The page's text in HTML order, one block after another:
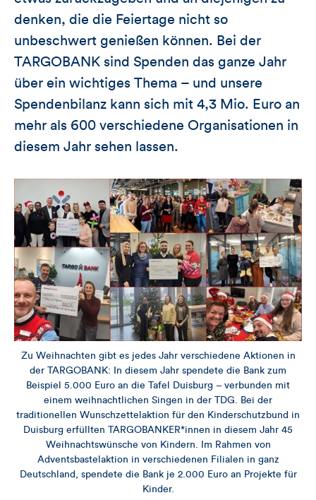
denken, die die Feiertage nicht so
unbeschwert genießen können. Bei der
TARGOBANK sind Spenden das ganze Jahr
über ein wichtiges Thema – und unsere
Spendenbilanz kann sich mit 4,3 Mio. Euro an
mehr als 600 verschiedene Organisationen in
diesem Jahr sehen lassen.
Zu Weihnachten gibt es jedes Jahr verschiedene Aktionen in
der TARGOBANK: In diesem Jahr spendete die Bank zum
Beispiel 5.000 Euro an die Tafel Duisburg – verbunden mit
einem weihnachtlichen Singen in der TDG. Bei der
traditionellen Wunschzettelaktion für den Kinderschutzbund in
Duisburg erfüllten TARGOBANKER*innen in diesem Jahr 45
Weihnachtswünsche von Kindern. Im Rahmen von
Adventsbastelaktion in verschiedenen Filialen in ganz
Deutschland, spendete die Bank je 2.000 Euro an Projekte für
Kinder.